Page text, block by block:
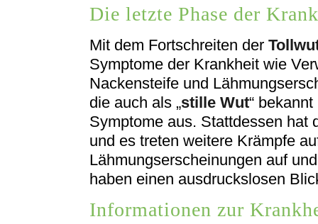
Die letzte Phase der
Mit dem Fortschreiten der
Symptome der Krankheit wie
Nackensteife und
die auch als „stille Wut“
Symptome aus. Stattdessen hat
und es treten weitere Krämpfe
Lähmungserscheinungen auf
haben einen ausdruckslosen
Informationen zur